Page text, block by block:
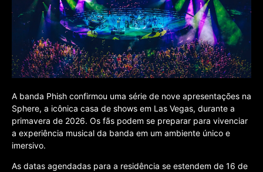
A banda Phish confirmou uma série de nove apresentações na
Sphere, a icônica casa de shows em Las Vegas, durante a
primavera de 2026. Os fãs podem se preparar para vivenciar
a experiência musical da banda em um ambiente único e
imersivo.
As datas agendadas para a residência se estendem de 16 de